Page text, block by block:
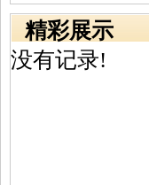
精彩展示
没有记录!